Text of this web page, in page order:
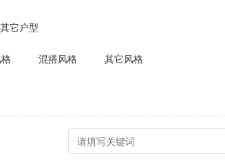
其它户型
混搭风格 其它风格